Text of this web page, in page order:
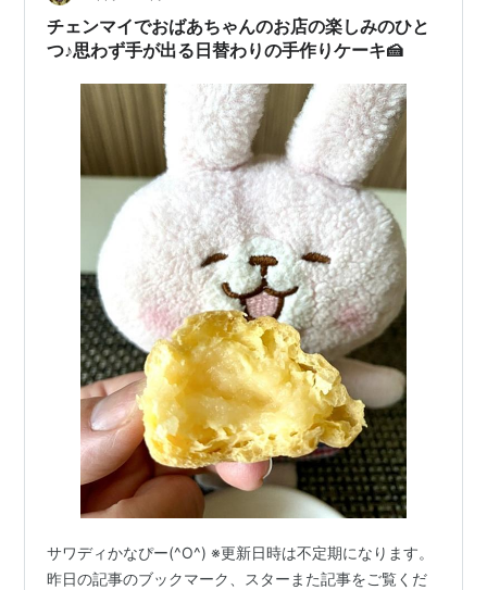
チェンマイでおばあちゃんのお店の楽しみのひと
つ♪思わず手が出る日替わりの手作りケーキ🍰
サワディかなぴー(^O^) ※更新日時は不定期になります。
昨日の記事のブックマーク、スターまた記事をご覧くだ